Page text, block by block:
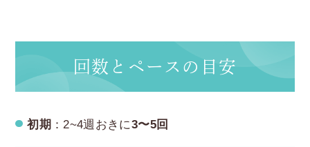
回数とペースの目安
初期 ：2~4週おきに3〜5回